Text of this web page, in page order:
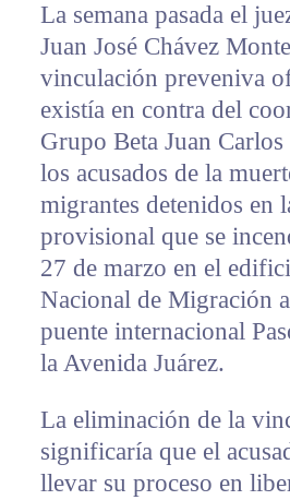
La semana pasada el
Juan José Chávez
vinculación preveniva
existía en contra del
Grupo Beta Juan
los acusados de la
migrantes detenidos en
provisional que se
27 de marzo en el
Nacional de Migración
puente internacional
la Avenida Juárez.
La eliminación de la
significaría que el
llevar su proceso en